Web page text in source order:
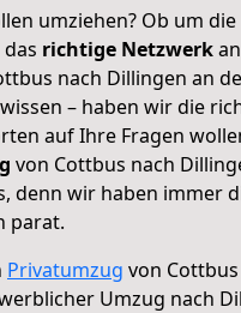
umziehen? Ob um
richtige Netzwerk
nach Dillingen an
– haben wir die
auf Ihre Fragen
von Cottbus nach
denn wir haben immer
parat.
Privatumzug von
Umzug nach